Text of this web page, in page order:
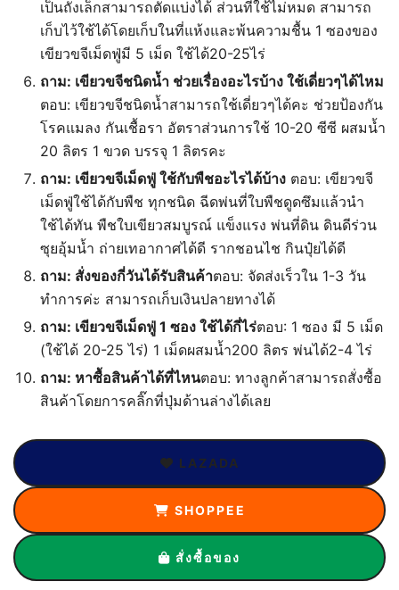
เป็นถังเล็กสามารถตัดแบ่งได้ ส่วนที่ใช้ไม่หมด สามารถ
เก็บไว้ใช้ได้โดยเก็บในที่แห้งและพ้นความชื้น 1 ซองของ
เขียวขจีเม็ดฟู่มี 5 เม็ด ใช้ได้20-25ไร่
ถาม: เขียวขจีชนิดน้ำ ช่วยเรื่องอะไรบ้าง ใช้เดี่ยวๆได้ไหม
ตอบ: เขียวขจีชนิดน้ำสามารถใช้เดี่ยวๆได้คะ ช่วยป้องกัน
โรคแมลง กันเชื้อรา อัตราส่วนการใช้ 10-20 ซีซี ผสมน้ำ
20 ลิตร 1 ขวด บรรจุ 1 ลิตรคะ
ถาม: เขียวขจีเม็ดฟู่ ใช้กับพืชอะไรได้บ้าง ตอบ: เขียวขจี
เม็ดฟู่ใช้ได้กับพืช ทุกชนิด ฉีดพ่นที่ใบพืชดูดซึมแล้วนำ
ใช้ได้ทัน พืชใบเขียวสมบูรณ์ แข็งแรง พ่นที่ดิน ดินดีร่วน
ซุยอุ้มน้ำ ถ่ายเทอากาศได้ดี รากชอนไช กินปุ๋ยได้ดี
ถาม: สั่งของกี่วันได้รับสินค้าตอบ: จัดส่งเร็วใน 1-3 วัน
ทำการค่ะ สามารถเก็บเงินปลายทางได้
ถาม: เขียวขจีเม็ดฟู่ 1 ซอง ใช้ได้กี่ไร่ตอบ: 1 ซอง มี 5 เม็ด
(ใช้ได้ 20-25 ไร่) 1 เม็ดผสมน้ำ200 ลิตร พ่นได้2-4 ไร่
ถาม: หาซื้อสินค้าได้ที่ไหนตอบ: ทางลูกค้าสามารถสั่งซื้อ
สินค้าโดยการคลิ๊กที่ปุ่มด้านล่างได้เลย
LAZADA
SHOPPEE
สั่งซื้อของ